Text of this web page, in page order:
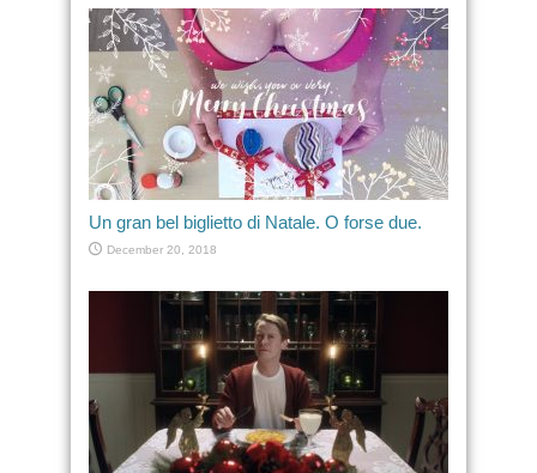
Un gran bel biglietto di Natale. O forse due.
December 20, 2018